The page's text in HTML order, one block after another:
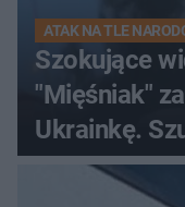
ATAK NA TLE
Szokujące
"Mięśniak"
Ukrainkę.